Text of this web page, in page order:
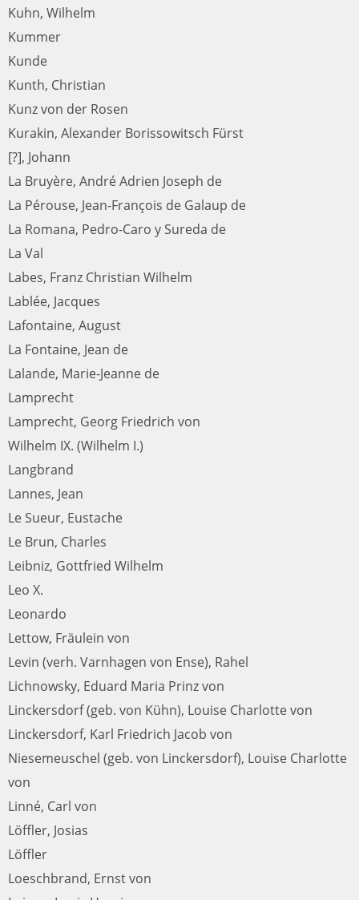
Kuhn, Wilhelm
Kummer
Kunde
Kunth, Christian
Kunz von der Rosen
Kurakin, Alexander Borissowitsch Fürst
[?], Johann
La Bruyère, André Adrien Joseph de
La Pérouse, Jean-François de Galaup de
La Romana, Pedro-Caro y Sureda de
La Val
Labes, Franz Christian Wilhelm
Lablée, Jacques
Lafontaine, August
La Fontaine, Jean de
Lalande, Marie-Jeanne de
Lamprecht
Lamprecht, Georg Friedrich von
Wilhelm IX. (Wilhelm I.)
Langbrand
Lannes, Jean
Le Sueur, Eustache
Le Brun, Charles
Leibniz, Gottfried Wilhelm
Leo X.
Leonardo
Lettow, Fräulein von
Levin (verh. Varnhagen von Ense), Rahel
Lichnowsky, Eduard Maria Prinz von
Linckersdorf (geb. von Kühn), Louise Charlotte von
Linckersdorf, Karl Friedrich Jacob von
Niesemeuschel (geb. von Linckersdorf), Louise Charlotte
von
Linné, Carl von
Löffler, Josias
Löffler
Loeschbrand, Ernst von